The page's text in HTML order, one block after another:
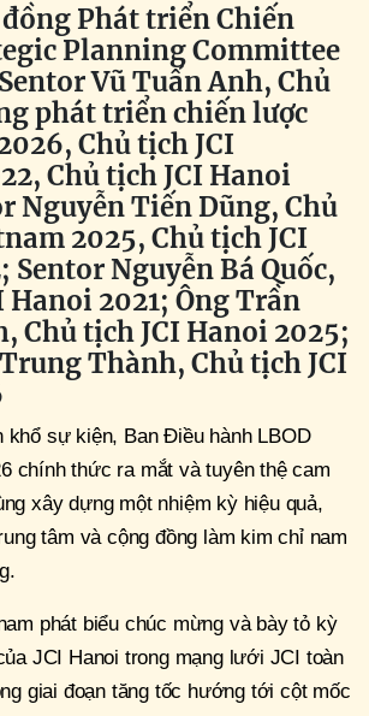
Phát triển Chiến
Planning Committee
Vũ Tuấn Anh, Chủ
phát triển chiến lược
Chủ tịch JCI
Chủ tịch JCI Hanoi
Nguyễn Tiến Dũng, Chủ
2025, Chủ tịch JCI
Sentor Nguyễn Bá Quốc,
Hanoi 2021; Ông Trần
Chủ tịch JCI Hanoi 2025;
Thành, Chủ tịch JCI
khổ sự kiện, Ban Điều hành LBOD
chính thức ra mắt và tuyên thệ cam
xây dựng một nhiệm kỳ hiệu quả,
tâm và cộng đồng làm kim chỉ nam
phát biểu chúc mừng và bày tỏ kỳ
JCI Hanoi trong mạng lưới JCI toàn
giai đoạn tăng tốc hướng tới cột mốc